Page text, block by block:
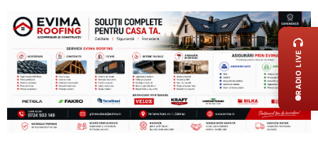
LIVE
RADIO LIVE